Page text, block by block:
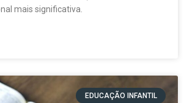
mais significativa.
EDUCAÇÃO INFANTIL